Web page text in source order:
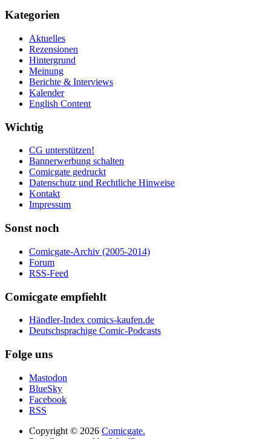
Kategorien
Aktuelles
Rezensionen
Hintergrund
Meinung
Berichte & Interviews
Kalender
English Content
Wichtig
CG unterstützen!
Bannerwerbung schalten
Comicgate gedruckt
Datenschutz und Rechtliche Hinweise
Kontakt
Impressum
Sonst noch
Comicgate-Archiv (2005-2014)
Forum
RSS-Feed
Comicgate empfiehlt
Händler-Index comics-kaufen.de
Deutschsprachige Comic-Podcasts
Folge uns
Mastodon
BlueSky
Facebook
RSS
Copyright © 2026 Comicgate.